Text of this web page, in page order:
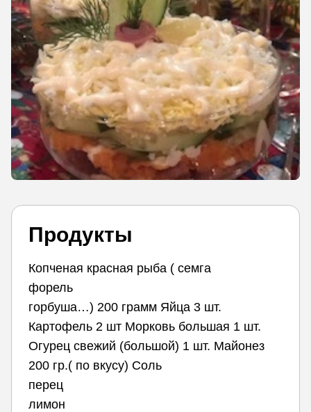
Продукты
Копченая красная рыба ( семга
форель
горбуша…) 200 грамм Яйца 3 шт.
Картофель 2 шт Морковь большая 1 шт.
Огурец свежий (большой) 1 шт. Майонез
200 гр.( по вкусу) Соль
перец
лимон